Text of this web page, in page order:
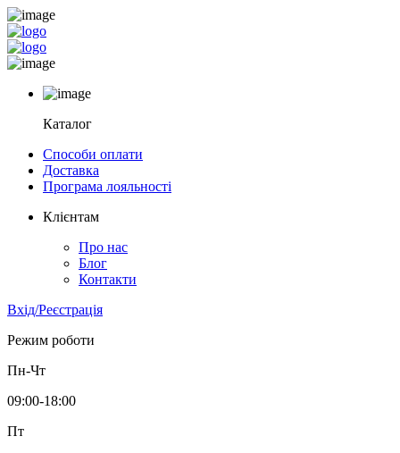
Каталог
Способи оплати
Доставка
Програма лояльності
Клієнтам
Про нас
Блог
Контакти
Вхід/Реєстрація
Режим роботи
Пн-Чт
09:00-18:00
Пт